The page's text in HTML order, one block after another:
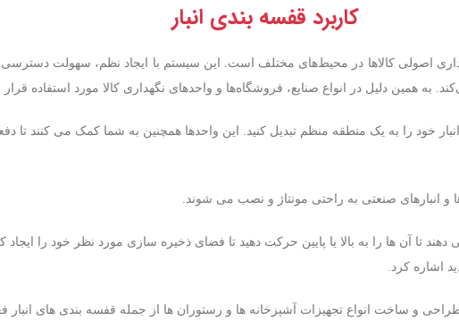
کاربرد قفسه بندی انبار
اصولی کالاها در محیط‌های مختلف است. این سیستم با ایجاد نظم، سهولت دسترسی
به همین دلیل در انواع صنایع، فروشگاه‌ها و واحدهای نگهداری کالا مورد استفاده
خود را به یک منطقه منظم تبدیل کنید. این واحدها همچنین به شما کمک می کنند تا
انبارهای صنعتی به راحتی مونتاژ و نصب می شوند.
تا آن ها را به بالا یا پایین حرکت دهید تا فضای ذخیره سازی مورد نظر خود را ایجاد
اشاره کرد.
و ساخت انواع تجهیزات آشپزخانه ها و رستوران ها از جمله قفسه بندی های انبار